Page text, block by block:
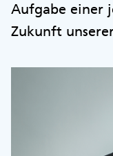
Aufgabe einer
Zukunft